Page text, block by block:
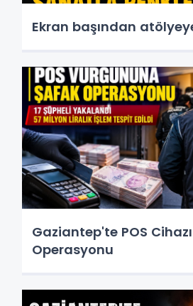
Ekran başından
Gaziantep'te POS Cihazı
Operasyonu